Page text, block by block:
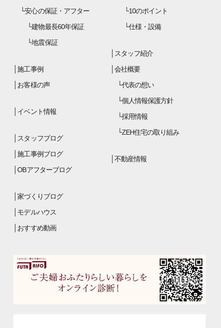
安心の保証・アフター
建物最長60年保証
地震保証
施工事例
お客様の声
イベント情報
スタッフブログ
施工事例ブログ
OBアフターブログ
家づくりブログ
モデルハウス
おすすめ動画
10のポイント
仕様・設備
スタッフ紹介
会社概要
代表の想い
個人情報保護方針
採用情報
ZEH住宅の取り組み
不動産情報